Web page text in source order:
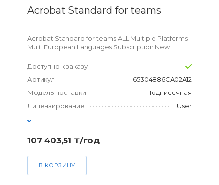
Acrobat Standard for teams
Acrobat Standard for teams ALL Multiple Platforms
Multi European Languages Subscription New
Доступно к заказу
Артикул
65304886CA02A12
Модель поставки
Подписочная
Лицензирование
User
107 403,51 ₸/год
В КОРЗИНУ